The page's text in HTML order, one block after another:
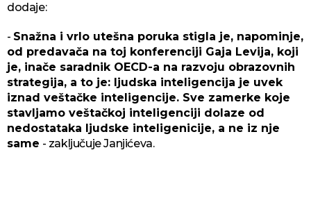
dodaje:
- Snažna i vrlo utešna poruka stigla je, napominje,
od predavača na toj konferenciji Gaja Levija, koji
je, inače saradnik OECD-a na razvoju obrazovnih
strategija, a to je: ljudska inteligencija je uvek
iznad veštačke inteligencije. Sve zamerke koje
stavljamo veštačkoj inteligenciji dolaze od
nedostataka ljudske inteligenicije, a ne iz nje
same - zaključuje Janjićeva.